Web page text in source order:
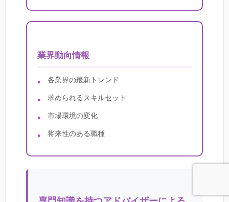
業界動向情報
各業界の最新トレンド
求められるスキルセット
市場環境の変化
将来性のある職種